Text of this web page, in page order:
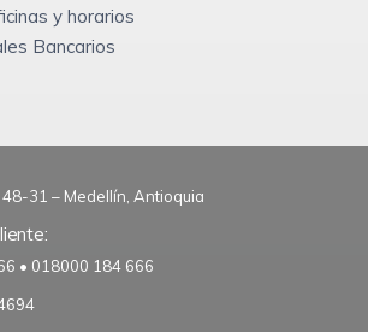
y horarios
Bancarios
48-31 – Medellín, Antioquia
• 018000 184 666